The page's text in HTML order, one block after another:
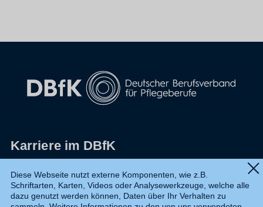
Karriere im DBfK
Datenschutz
Diese Webseite nutzt externe Komponenten, wie z.B.
Schriftarten, Karten, Videos oder Analysewerkzeuge, welche alle
dazu genutzt werden können, Daten über Ihr Verhalten zu